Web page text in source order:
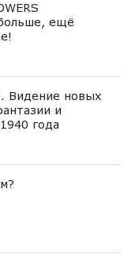
ещё
Видение новых
и
года